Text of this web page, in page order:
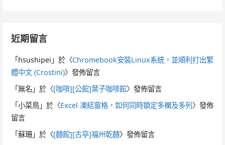
近期留言
「hsushipei 」於〈Chromebook安裝Linux系統，並順利打出繁
體中文 (Crostini)〉發佈留言
「無名 」於〈[咖啡][公館]葉子咖啡館〉發佈留言
「小菜鳥 」於〈Excel 凍結窗格，如何同時鎖定多欄及多列〉發佈
留言
「蘇珊 」於〈[麵館][古亭]福州乾麵〉發佈留言